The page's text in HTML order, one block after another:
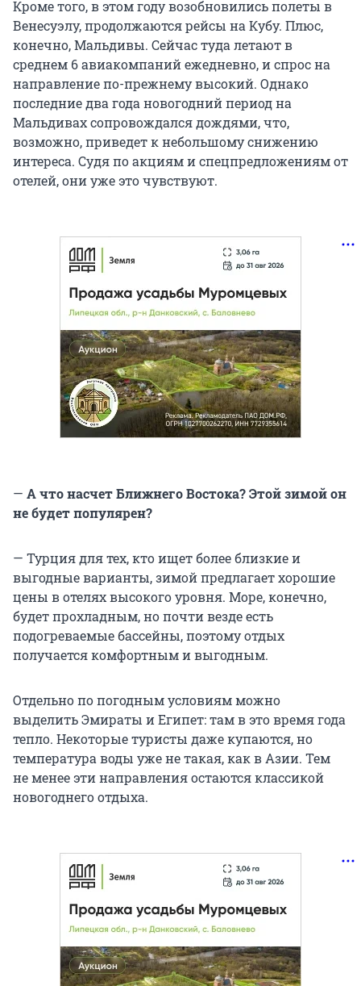
Кроме того, в этом году возобновились полеты в
Венесуэлу, продолжаются рейсы на Кубу. Плюс,
конечно, Мальдивы. Сейчас туда летают в
среднем 6 авиакомпаний ежедневно, и спрос на
направление по-прежнему высокий. Однако
последние два года новогодний период на
Мальдивах сопровождался дождями, что,
возможно, приведет к небольшому снижению
интереса. Судя по акциям и спецпредложениям от
отелей, они уже это чувствуют.
— А что насчет Ближнего Востока? Этой зимой он
не будет популярен?
— Турция для тех, кто ищет более близкие и
выгодные варианты, зимой предлагает хорошие
цены в отелях высокого уровня. Море, конечно,
будет прохладным, но почти везде есть
подогреваемые бассейны, поэтому отдых
получается комфортным и выгодным.
Отдельно по погодным условиям можно
выделить Эмираты и Египет: там в это время года
тепло. Некоторые туристы даже купаются, но
температура воды уже не такая, как в Азии. Тем
не менее эти направления остаются классикой
новогоднего отдыха.